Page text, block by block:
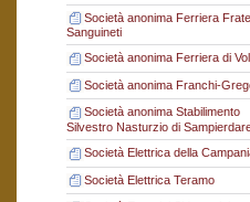
Società anonima Ferriera
Sanguineti
Società anonima Ferriera di
Società anonima Franchi-
Società anonima Stabilimento
Silvestro Nasturzio di
Società Elettrica della
Società Elettrica Teramo